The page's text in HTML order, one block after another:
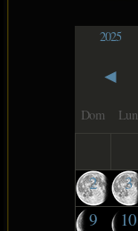
2025
◄
Dom Lun
2
3
9
10